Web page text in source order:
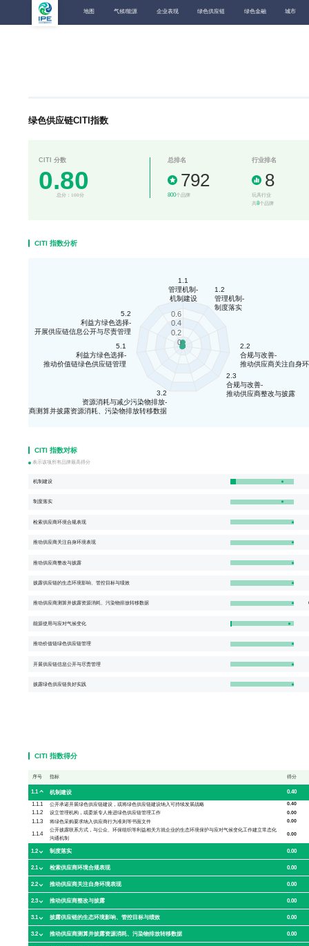
地图 气候/能源 企业表现 绿色供应链 绿色金融 城市
绿色供应链CITI指数
CITI 分数
0.80
总分：100分
总排名
792
800个品牌
行业排名
8
玩具行业
共8个品牌
CITI 指数分析
1.1
管理机制-
机制建设
1.2
管理机制-
制度落实
2.2
合规与改善-
推动供应商关注自身
2.3
合规与改善-
推动供应商整改与披露
3.2
资源消耗与减少污染物排放-
推动供应商测算并披露资源消耗、污染物排放转移数据
5.1
利益方绿色选择-
推动价值链绿色供应链管理
5.2
利益方绿色选择-
开展供应链信息公开与尽责管理
0
0.2
0.4
0.6
CITI 指数对标
表示该项所有品牌最高得分
机制建设
制度落实
检索供应商环境合规表现
推动供应商关注自身环境表现
推动供应商整改与披露
披露供应链的生态环境影响、管控目标与绩效
推动供应商测算并披露资源消耗、污染物排放转移数据
能源使用与应对气候变化
推动价值链绿色供应链管理
开展供应链信息公开与尽责管理
披露绿色供应链良好实践
CITI 指数得分
序号 指标 得分
1.1 机制建设
0.40
1.1.1
公开承诺开展绿色供应链建设，或将绿色供应链建设纳入可持续发展战略 0.40
1.1.2 设立管理机构，或委派专人推进绿色供应链管理工作 0.00
1.1.3 将绿色采购要求纳入供应商行为准则等书面文件 0.00
1.1.4
公开披露联系方式，与公众、环保组织等利益相关方就企业的生态环境保护与应对气候变化工作建立常态化
沟通机制
0.00
1.2 制度落实 0.00
2.1 检索供应商环境合规表现 0.00
2.2 推动供应商关注自身环境表现 0.00
2.3 推动供应商整改与披露 0.00
3.1 披露供应链的生态环境影响、管控目标与绩效 0.00
3.2 推动供应商测算并披露资源消耗、污染物排放转移数据 0.00